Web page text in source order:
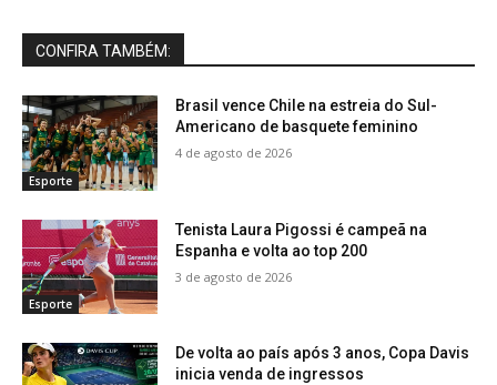
CONFIRA TAMBÉM:
Esporte
Brasil vence Chile na estreia do Sul-
Americano de basquete feminino
4 de agosto de 2026
Esporte
Tenista Laura Pigossi é campeã na
Espanha e volta ao top 200
3 de agosto de 2026
De volta ao país após 3 anos, Copa Davis
inicia venda de ingressos